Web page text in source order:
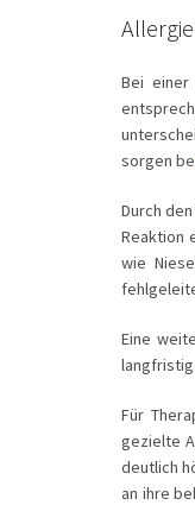
Bei
sorgen
Durch
Reaktion
wie
Eine
Für
gezielte
deutlich
an ihre